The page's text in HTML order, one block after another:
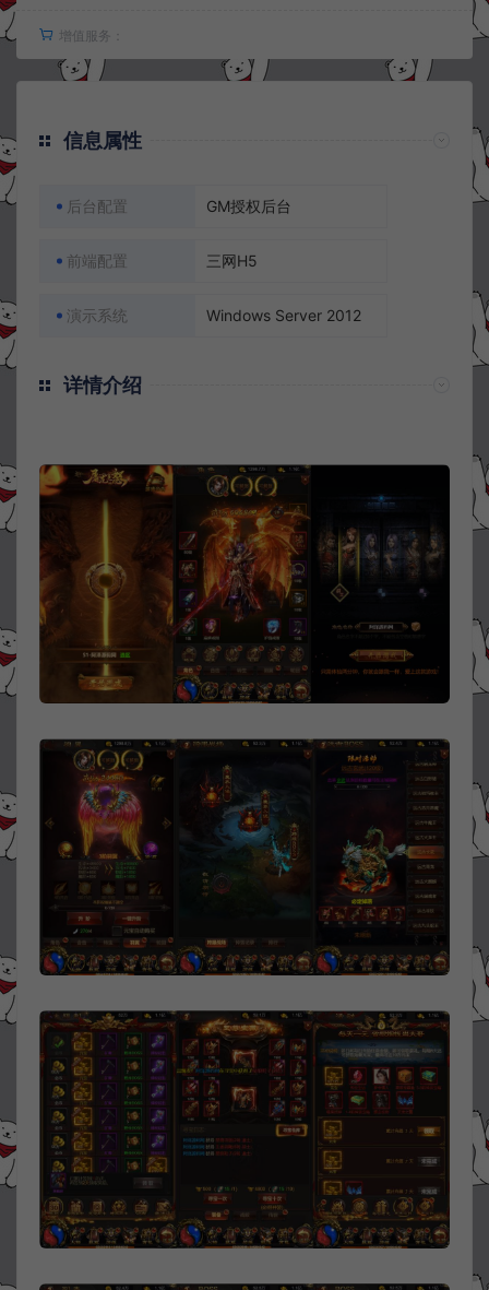
增值服务：
信息属性
后台配置 GM授权后台
前端配置 三网H5
演示系统 Windows Server 2012
详情介绍